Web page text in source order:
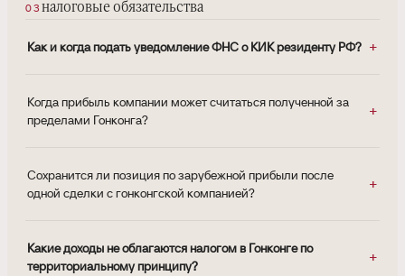
налоговые обязательства
Как и когда подать уведомление ФНС о КИК резиденту РФ?
Когда прибыль компании может считаться полученной за
пределами Гонконга?
Сохранится ли позиция по зарубежной прибыли после
одной сделки с гонконгской компанией?
Какие доходы не облагаются налогом в Гонконге по
территориальному принципу?